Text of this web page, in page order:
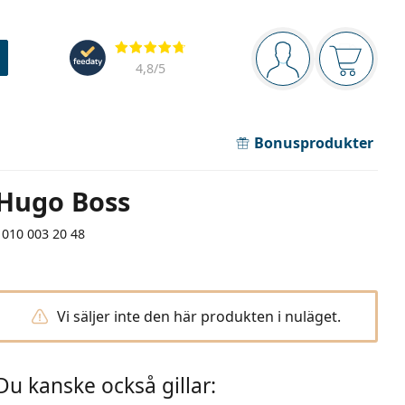
Navigeringsmeny
Du är inloggad
Recensioner
4,8/5
Bonusprodukter
Boss
003 20 48
Vi säljer inte den här produkten i nuläget.
kanske också gillar: